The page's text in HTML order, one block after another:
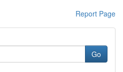
Report Page
Go